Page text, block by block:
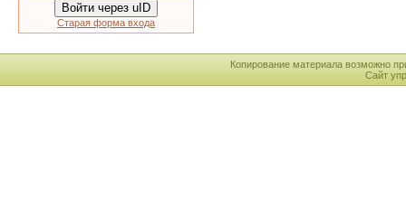
Войти через uID
Старая форма входа
Копирование материала возможно
Сайт